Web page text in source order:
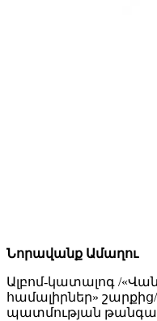
Նորավանք Ամաղու
Ալբոմ-կատալոգ /
համալիրներ»
պատմության